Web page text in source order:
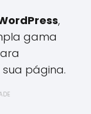
,
gama
página.